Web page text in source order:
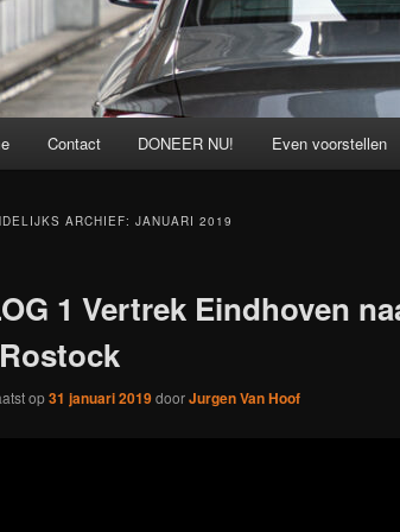
Contact DONEER NU! Even voorstellen
ARCHIEF: JANUARI 2019
1 Vertrek Eindhoven
op31 januari 2019doorJurgen Van Hoof